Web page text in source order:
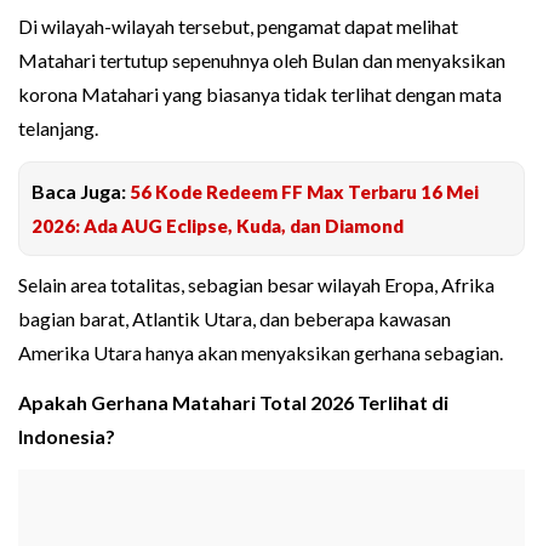
Di wilayah-wilayah tersebut, pengamat dapat melihat
Matahari tertutup sepenuhnya oleh Bulan dan menyaksikan
korona Matahari yang biasanya tidak terlihat dengan mata
telanjang.
Baca Juga: 56 Kode Redeem FF Max Terbaru 16 Mei
2026: Ada AUG Eclipse, Kuda, dan Diamond
Selain area totalitas, sebagian besar wilayah Eropa, Afrika
bagian barat, Atlantik Utara, dan beberapa kawasan
Amerika Utara hanya akan menyaksikan gerhana sebagian.
Apakah Gerhana Matahari Total 2026 Terlihat di
Indonesia?